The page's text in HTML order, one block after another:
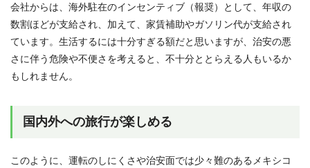
会社からは、海外駐在のインセンティブ（報奨）として、年収の
数割ほどが支給され、加えて、家賃補助やガソリン代が支給され
ています。生活するには十分すぎる額だと思いますが、治安の悪
さに伴う危険や不便さを考えると、不十分ととらえる人もいるか
もしれません。
国内外への旅行が楽しめる
このように、運転のしにくさや治安面では少々難のあるメキシコ